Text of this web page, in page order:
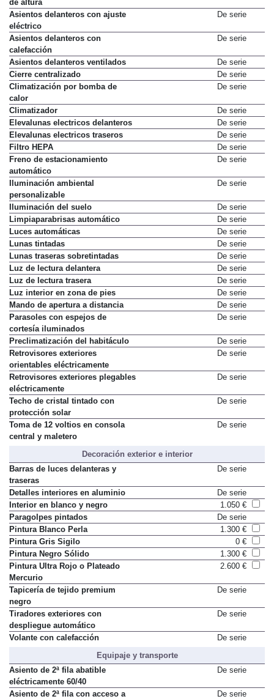
de altura
Asientos delanteros con ajuste
eléctrico
De serie
Asientos delanteros con
calefacción
De serie
Asientos delanteros ventilados
De serie
Cierre centralizado
De serie
Climatización por bomba de
calor
De serie
Climatizador
De serie
Elevalunas electricos delanteros
De serie
Elevalunas electricos traseros
De serie
Filtro HEPA
De serie
Freno de estacionamiento
automático
De serie
Iluminación ambiental
personalizable
De serie
Iluminación del suelo
De serie
Limpiaparabrisas automático
De serie
Luces automáticas
De serie
Lunas tintadas
De serie
Lunas traseras sobretintadas
De serie
Luz de lectura delantera
De serie
Luz de lectura trasera
De serie
Luz interior en zona de pies
De serie
Mando de apertura a distancia
De serie
Parasoles con espejos de
cortesía iluminados
De serie
Preclimatización del habitáculo
De serie
Retrovisores exteriores
orientables eléctricamente
De serie
Retrovisores exteriores plegables
eléctricamente
De serie
Techo de cristal tintado con
protección solar
De serie
Toma de 12 voltios en consola
central y maletero
De serie
Decoración exterior e interior
Barras de luces delanteras y
traseras
De serie
Detalles interiores en aluminio
De serie
Interior en blanco y negro
1.050 €
Paragolpes pintados
De serie
Pintura Blanco Perla
1.300 €
Pintura Gris Sigilo
0 €
Pintura Negro Sólido
1.300 €
Pintura Ultra Rojo o Plateado
Mercurio
2.600 €
Tapicería de tejido premium
negro
De serie
Tiradores exteriores con
despliegue automático
De serie
Volante con calefacción
De serie
Equipaje y transporte
Asiento de 2ª fila abatible
eléctricamente 60/40
De serie
Asiento de 2ª fila con acceso a
De serie